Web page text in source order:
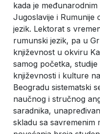
kada je
Jugoslavije i
jezik. Lektorat s
rumunski jezik, pa u
književnost u okviru
samog početka,
književnosti i kulture
Beogradu sistematski
naučnog i stručnog
saradnika,
skladu sa savremenim